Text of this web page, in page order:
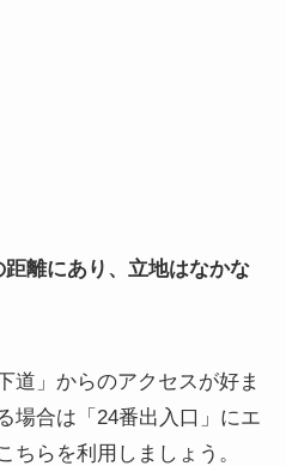
離にあり、立地はなかな
道」からのアクセスが好ま
場合は「24番出入口」にエ
ちらを利用しましょう。